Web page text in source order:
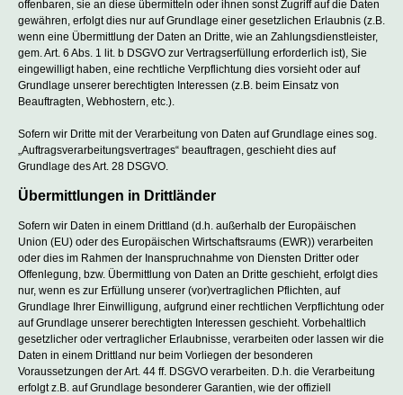
offenbaren, sie an diese übermitteln oder ihnen sonst Zugriff auf die Daten
gewähren, erfolgt dies nur auf Grundlage einer gesetzlichen Erlaubnis (z.B.
wenn eine Übermittlung der Daten an Dritte, wie an Zahlungsdienstleister,
gem. Art. 6 Abs. 1 lit. b DSGVO zur Vertragserfüllung erforderlich ist), Sie
eingewilligt haben, eine rechtliche Verpflichtung dies vorsieht oder auf
Grundlage unserer berechtigten Interessen (z.B. beim Einsatz von
Beauftragten, Webhostern, etc.).
Sofern wir Dritte mit der Verarbeitung von Daten auf Grundlage eines sog.
„Auftragsverarbeitungsvertrages“ beauftragen, geschieht dies auf
Grundlage des Art. 28 DSGVO.
Übermittlungen in Drittländer
Sofern wir Daten in einem Drittland (d.h. außerhalb der Europäischen
Union (EU) oder des Europäischen Wirtschaftsraums (EWR)) verarbeiten
oder dies im Rahmen der Inanspruchnahme von Diensten Dritter oder
Offenlegung, bzw. Übermittlung von Daten an Dritte geschieht, erfolgt dies
nur, wenn es zur Erfüllung unserer (vor)vertraglichen Pflichten, auf
Grundlage Ihrer Einwilligung, aufgrund einer rechtlichen Verpflichtung oder
auf Grundlage unserer berechtigten Interessen geschieht. Vorbehaltlich
gesetzlicher oder vertraglicher Erlaubnisse, verarbeiten oder lassen wir die
Daten in einem Drittland nur beim Vorliegen der besonderen
Voraussetzungen der Art. 44 ff. DSGVO verarbeiten. D.h. die Verarbeitung
erfolgt z.B. auf Grundlage besonderer Garantien, wie der offiziell